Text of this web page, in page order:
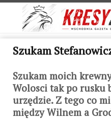
Szukam
Szukam moich
Wolosci tak po rusku
urzędzie. Z tego co
między Wilnem a